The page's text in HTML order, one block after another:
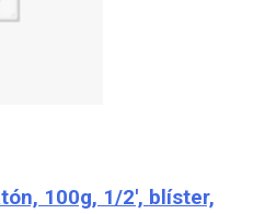
100g, 1/2′, blíster,